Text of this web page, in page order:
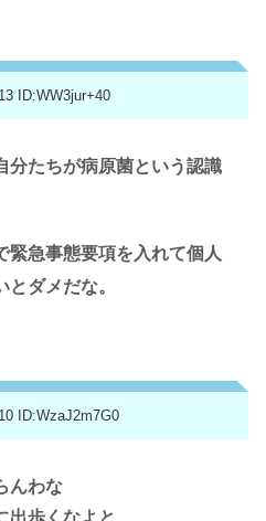
ID:WW3jur+40
分たちが病原菌という認識
緊急事態要項を入れて個人
ダメだな。
ID:WzaJ2m7G0
んわな
出歩くなよと